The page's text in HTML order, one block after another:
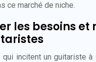
ce marché de niche.
les besoins et
qui incitent un guitariste à